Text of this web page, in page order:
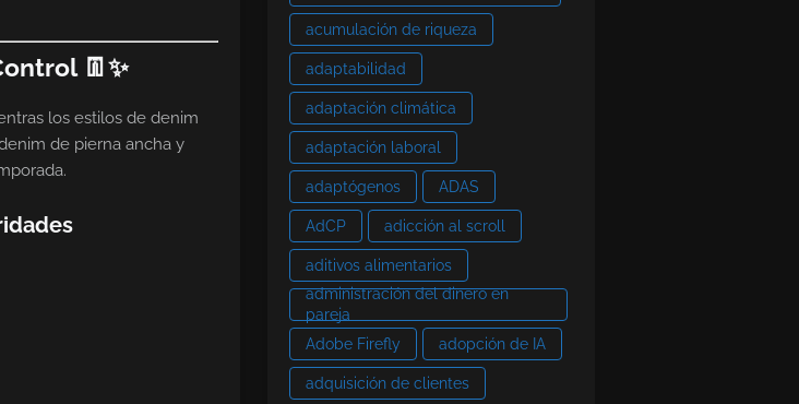
👖✨
los estilos de denim
de pierna ancha y
acumulación de riqueza
adaptabilidad
adaptación climática
adaptación laboral
adaptógenos ADAS
AdCP adicción al scroll
aditivos alimentarios
administración del dinero en
pareja
Adobe Firefly
adopción de IA
adquisición de clientes